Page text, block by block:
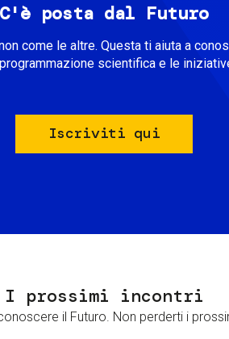
C'è posta dal Futuro
come le altre. Questa ti aiuta a
scientifica e le
Iscriviti qui
I prossimi incontri
il Futuro. Non perderti i